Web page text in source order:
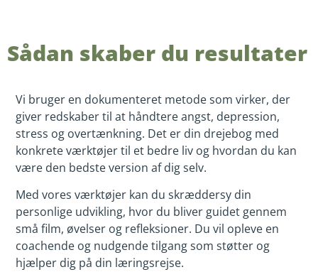
Sådan skaber du resultater
Vi bruger en dokumenteret metode som virker, der
giver redskaber til at håndtere angst, depression,
stress og overtænkning. Det er din drejebog med
konkrete værktøjer til et bedre liv og hvordan du kan
være den bedste version af dig selv.
Med vores værktøjer kan du skræddersy din
personlige udvikling, hvor du bliver guidet gennem
små film, øvelser og refleksioner. Du vil opleve en
coachende og nudgende tilgang som støtter og
hjælper dig på din læringsrejse.